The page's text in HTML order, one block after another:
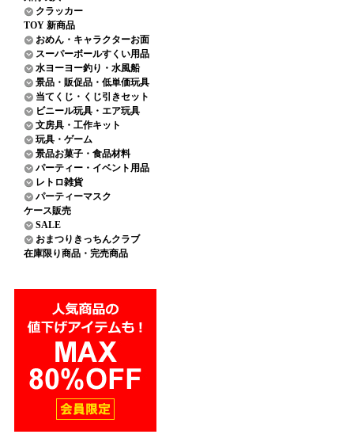
クラッカー
TOY 新商品
おめん・キャラクターお面
スーパーボールすくい用品
水ヨーヨー釣り・水風船
景品・販促品・低単価玩具
当てくじ・くじ引きセット
ビニール玩具・エア玩具
文房具・工作キット
玩具・ゲーム
景品お菓子・食品材料
パーティー・イベント用品
レトロ雑貨
パーティーマスク
ケース販売
SALE
おまつりきっちんクラブ
在庫限り商品・完売商品